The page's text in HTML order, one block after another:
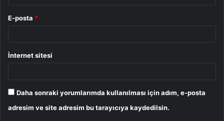
E-posta *
İnternet sitesi
Daha sonraki yorumlarımda kullanılması için adım, e-posta
adresim ve site adresim bu tarayıcıya kaydedilsin.